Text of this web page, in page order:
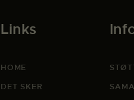
Links
HOME
DET SKER